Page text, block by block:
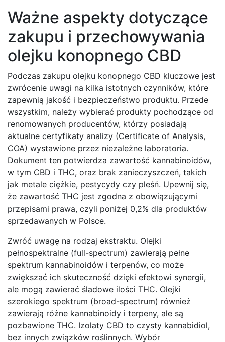
Ważne aspekty dotyczące
zakupu i przechowywania
olejku konopnego CBD
Podczas zakupu olejku konopnego CBD kluczowe jest
zwrócenie uwagi na kilka istotnych czynników, które
zapewnią jakość i bezpieczeństwo produktu. Przede
wszystkim, należy wybierać produkty pochodzące od
renomowanych producentów, którzy posiadają
aktualne certyfikaty analizy (Certificate of Analysis,
COA) wystawione przez niezależne laboratoria.
Dokument ten potwierdza zawartość kannabinoidów,
w tym CBD i THC, oraz brak zanieczyszczeń, takich
jak metale ciężkie, pestycydy czy pleśń. Upewnij się,
że zawartość THC jest zgodna z obowiązującymi
przepisami prawa, czyli poniżej 0,2% dla produktów
sprzedawanych w Polsce.
Zwróć uwagę na rodzaj ekstraktu. Olejki
pełnospektralne (full-spectrum) zawierają pełne
spektrum kannabinoidów i terpenów, co może
zwiększać ich skuteczność dzięki efektowi synergii,
ale mogą zawierać śladowe ilości THC. Olejki
szerokiego spektrum (broad-spectrum) również
zawierają różne kannabinoidy i terpeny, ale są
pozbawione THC. Izolaty CBD to czysty kannabidiol,
bez innych związków roślinnych. Wybór